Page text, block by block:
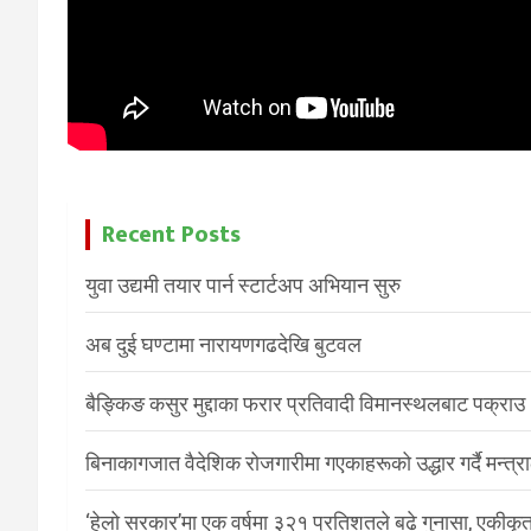
Recent Posts
युवा उद्यमी तयार पार्न स्टार्टअप अभियान सुरु
अब दुई घण्टामा नारायणगढदेखि बुटवल
बैङ्किङ कसुर मुद्दाका फरार प्रतिवादी विमानस्थलबाट पक्राउ
बिनाकागजात वैदेशिक रोजगारीमा गएकाहरूको उद्धार गर्दै
‘हेलो सरकार’मा एक वर्षमा ३२१ प्रतिशतले बढे गुनासा,